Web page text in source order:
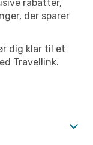
rabatter,
der sparer
dig klar til et
Travellink.